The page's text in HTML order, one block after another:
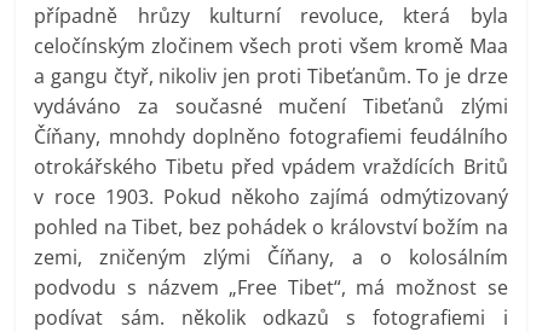
případně hrůzy kulturní revoluce, která byla
celočínským zločinem všech proti všem kromě Maa
a gangu čtyř, nikoliv jen proti Tibeťanům. To je drze
vydáváno za současné mučení Tibeťanů zlými
Číňany, mnohdy doplněno fotografiemi feudálního
otrokářského Tibetu před vpádem vraždících Britů
v roce 1903. Pokud někoho zajímá odmýtizovaný
pohled na Tibet, bez pohádek o království božím na
zemi, zničeným zlými Číňany, a o kolosálním
podvodu s názvem „Free Tibet“, má možnost se
podívat sám. několik odkazů s fotografiemi i